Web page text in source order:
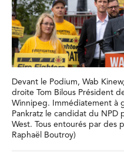
Devant le Podium, Wab
droite Tom Bilous Président
Winnipeg. Immédiatement à
Pankratz le candidat du NPD
West. Tous entourés par des
Raphaël Boutroy)